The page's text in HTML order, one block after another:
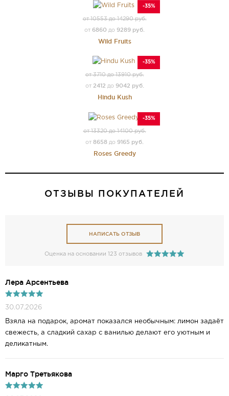
-35%
от 10553 до 14290 руб.
от 6860 до 9289 руб.
Wild Fruits
-35%
от 3710 до 13910 руб.
от 2412 до 9042 руб.
Hindu Kush
-35%
от 13320 до 14100 руб.
от 8658 до 9165 руб.
Roses Greedy
ОТЗЫВЫ ПОКУПАТЕЛЕЙ
НАПИСАТЬ ОТЗЫВ
Оценка на основании 123 отзывов
Лера Арсентьева
30.07.2026
Взяла на подарок, аромат показался необычным: лимон задаёт
свежесть, а сладкий сахар с ванилью делают его уютным и
деликатным.
Марго Третьякова